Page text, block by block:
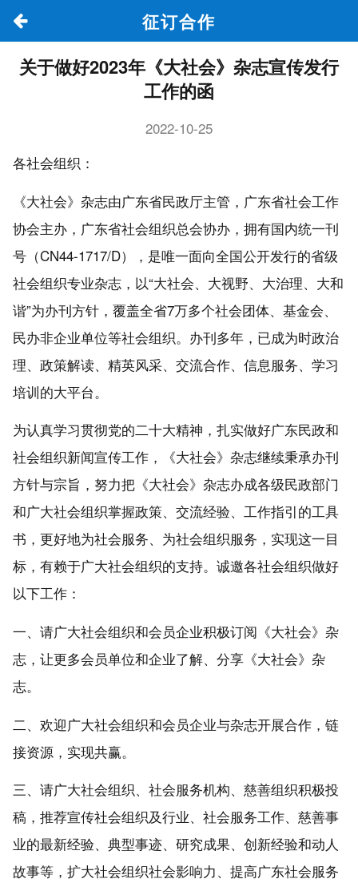
征订合作
关于做好2023年《大社会》杂志宣传发行
工作的函
2022-10-25
各社会组织：
《大社会》杂志由广东省民政厅主管，广东省社会工作
协会主办，广东省社会组织总会协办，拥有国内统一刊
号（CN44-1717/D），是唯一面向全国公开发行的省级
社会组织专业杂志，以“大社会、大视野、大治理、大和
谐”为办刊方针，覆盖全省7万多个社会团体、基金会、
民办非企业单位等社会组织。办刊多年，已成为时政治
理、政策解读、精英风采、交流合作、信息服务、学习
培训的大平台。
为认真学习贯彻党的二十大精神，扎实做好广东民政和
社会组织新闻宣传工作，《大社会》杂志继续秉承办刊
方针与宗旨，努力把《大社会》杂志办成各级民政部门
和广大社会组织掌握政策、交流经验、工作指引的工具
书，更好地为社会服务、为社会组织服务，实现这一目
标，有赖于广大社会组织的支持。诚邀各社会组织做好
以下工作：
一、请广大社会组织和会员企业积极订阅《大社会》杂
志，让更多会员单位和企业了解、分享《大社会》杂
志。
二、欢迎广大社会组织和会员企业与杂志开展合作，链
接资源，实现共赢。
三、请广大社会组织、社会服务机构、慈善组织积极投
稿，推荐宣传社会组织及行业、社会服务工作、慈善事
业的最新经验、典型事迹、研究成果、创新经验和动人
故事等，扩大社会组织社会影响力、提高广东社会服务